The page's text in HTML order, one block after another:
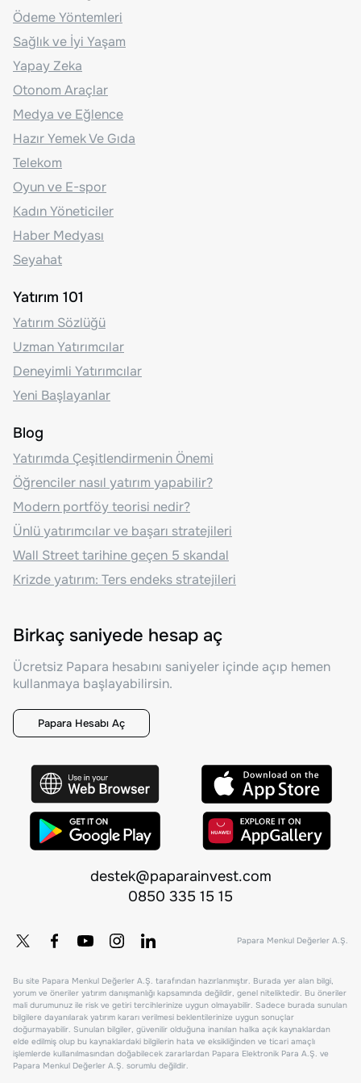
Ödeme Yöntemleri
Sağlık ve İyi Yaşam
Yapay Zeka
Otonom Araçlar
Medya ve Eğlence
Hazır Yemek Ve Gıda
Telekom
Oyun ve E-spor
Kadın Yöneticiler
Haber Medyası
Seyahat
Yatırım 101
Yatırım Sözlüğü
Uzman Yatırımcılar
Deneyimli Yatırımcılar
Yeni Başlayanlar
Blog
Yatırımda Çeşitlendirmenin Önemi
Öğrenciler nasıl yatırım yapabilir?
Modern portföy teorisi nedir?
Ünlü yatırımcılar ve başarı stratejileri
Wall Street tarihine geçen 5 skandal
Krizde yatırım: Ters endeks stratejileri
Birkaç saniyede hesap aç
Ücretsiz Papara hesabını saniyeler içinde açıp hemen
kullanmaya başlayabilirsin.
Papara Hesabı Aç
destek@paparainvest.com
0850 335 15 15
Papara Menkul Değerler A.Ş.
Bu site Papara Menkul Değerler A.Ş. tarafından hazırlanmıştır. Burada yer alan bilgi,
yorum ve öneriler yatırım danışmanlığı kapsamında değildir, genel niteliktedir. Bu öneriler
mali durumunuz ile risk ve getiri tercihlerinize uygun olmayabilir. Sadece burada sunulan
bilgilere dayanılarak yatırım kararı verilmesi beklentilerinize uygun sonuçlar
doğurmayabilir. Sunulan bilgiler, güvenilir olduğuna inanılan halka açık kaynaklardan
elde edilmiş olup bu kaynaklardaki bilgilerin hata ve eksikliğinden ve ticari amaçlı
işlemlerde kullanılmasından doğabilecek zararlardan Papara Elektronik Para A.Ş. ve
Papara Menkul Değerler A.Ş. sorumlu değildir.